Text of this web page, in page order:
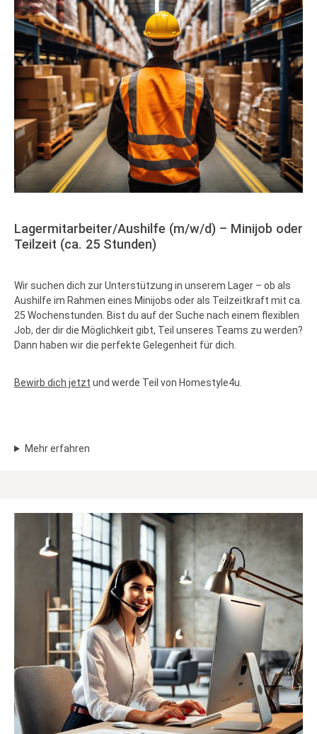
Lagermitarbeiter/Aushilfe (m/w/d) – Minijob oder
Teilzeit (ca. 25 Stunden)
Wir suchen dich zur Unterstützung in unserem Lager – ob als
Aushilfe im Rahmen eines Minijobs oder als Teilzeitkraft mit ca.
25 Wochenstunden. Bist du auf der Suche nach einem flexiblen
Job, der dir die Möglichkeit gibt, Teil unseres Teams zu werden?
Dann haben wir die perfekte Gelegenheit für dich.
Bewirb dich jetzt und werde Teil von Homestyle4u.
Mehr erfahren